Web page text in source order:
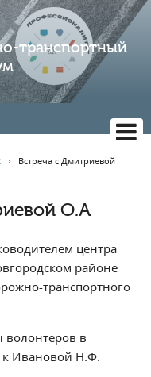
транспортный
› Встреча с Дмитриевой
О.А
центра
районе
транспортного
волонтеров в
к Ивановой Н.Ф.